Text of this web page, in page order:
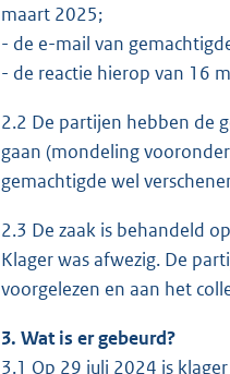
maart 2025;
- de e-mail van
- de reactie hierop van 16
2.2 De partijen hebben de
gaan (mondeling
gemachtigde wel
2.3 De zaak is behandeld
Klager was afwezig. De
voorgelezen en aan het
3. Wat is er gebeurd?
3.1 Op 29 juli 2024 is